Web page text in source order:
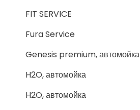
FIT SERVICE
Fura Service
Genesis premium, автомойка
H2O, автомойка
H2O, автомойка